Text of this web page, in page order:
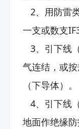
2、用防雷
一支或数支
3、引下线
气连结，或
（下导体）。
4、引下线
地面作绝缘防